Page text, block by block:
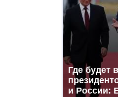
Где будет
и России: